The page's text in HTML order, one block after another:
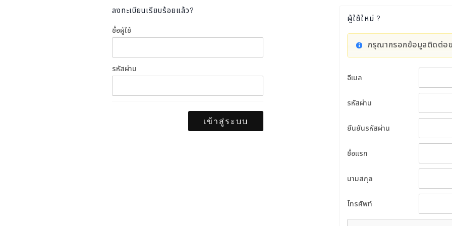
ลงทะเบียนเรียบร้อยแล้ว?
ชื่อผู้ใช้
รหัสผ่าน
ผู้ใช้ใหม่ ?
กรุณากรอกข้อมูลติดต่
อีเมล
รหัสผ่าน
ยืนยันรหัสผ่าน
ชื่อแรก
นามสกุล
โทรศัพท์